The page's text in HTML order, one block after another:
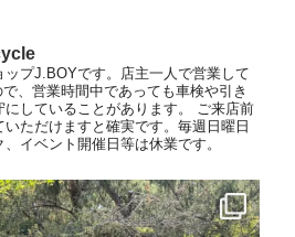
ップJ.BOYです。店主一人で営業して
、営業時間中であっても車検や引き
していることがあります。
ご来店前
いただけますと確実です。毎週日曜日
イベント開催日等は休業です。